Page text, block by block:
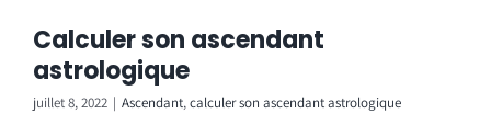
Calculer son ascendant
astrologique
juillet 8, 2022 | Ascendant,calculer son ascendant astrologique